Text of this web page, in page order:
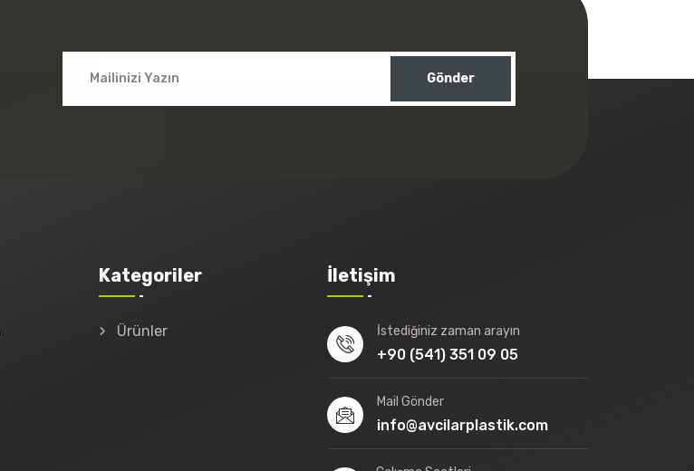
Gönder
Kategoriler
Ürünler
İletişim
İstediğiniz zaman arayın
+90 (541) 351 09 05
Mail Gönder
info@avcilarplastik.com